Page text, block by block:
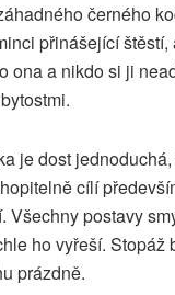
černého
přinášející
ona a nikdo si ji
je dost
cílí
Všechny postavy
ho vyřeší.
prázdně.